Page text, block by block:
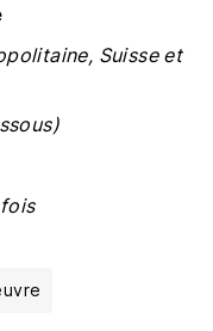
Suisse et